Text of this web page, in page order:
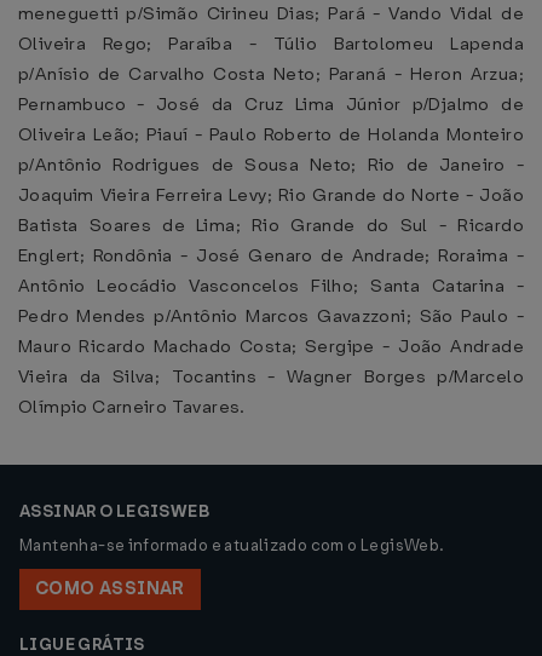
meneguetti p/Simão Cirineu Dias; Pará - Vando Vidal de
Oliveira Rego; Paraíba - Túlio Bartolomeu Lapenda
p/Anísio de Carvalho Costa Neto; Paraná - Heron Arzua;
Pernambuco - José da Cruz Lima Júnior p/Djalmo de
Oliveira Leão; Piauí - Paulo Roberto de Holanda Monteiro
p/Antônio Rodrigues de Sousa Neto; Rio de Janeiro -
Joaquim Vieira Ferreira Levy; Rio Grande do Norte - João
Batista Soares de Lima; Rio Grande do Sul - Ricardo
Englert; Rondônia - José Genaro de Andrade; Roraima -
Antônio Leocádio Vasconcelos Filho; Santa Catarina -
Pedro Mendes p/Antônio Marcos Gavazzoni; São Paulo -
Mauro Ricardo Machado Costa; Sergipe - João Andrade
Vieira da Silva; Tocantins - Wagner Borges p/Marcelo
Olímpio Carneiro Tavares.
ASSINAR O LEGISWEB
Mantenha-se informado e atualizado com o LegisWeb.
COMO ASSINAR
LIGUE GRÁTIS